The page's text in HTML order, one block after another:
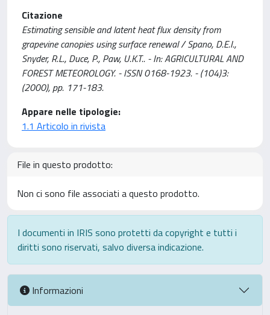
Citazione
Estimating sensible and latent heat flux density from
grapevine canopies using surface renewal / Spano, D.E.I.,
Snyder, R.L., Duce, P., Paw, U.K.T.. - In: AGRICULTURAL AND
FOREST METEOROLOGY. - ISSN 0168-1923. - (104)3:
(2000), pp. 171-183.
Appare nelle tipologie:
1.1 Articolo in rivista
File in questo prodotto:
Non ci sono file associati a questo prodotto.
I documenti in IRIS sono protetti da copyright e tutti i
diritti sono riservati, salvo diversa indicazione.
Informazioni